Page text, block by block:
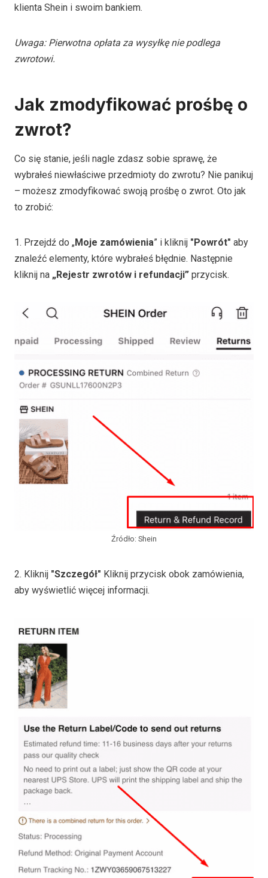
klienta Shein i swoim bankiem.
Uwaga: Pierwotna opłata za wysyłkę nie podlega
zwrotowi.
Jak zmodyfikować prośbę o
zwrot?
Co się stanie, jeśli nagle zdasz sobie sprawę, że
wybrałeś niewłaściwe przedmioty do zwrotu? Nie panikuj
– możesz zmodyfikować swoją prośbę o zwrot. Oto jak
to zrobić:
1. Przejdź do „Moje zamówienia” i kliknij "Powrót" aby
znaleźć elementy, które wybrałeś błędnie. Następnie
kliknij na „Rejestr zwrotów i refundacji” przycisk.
Źródło: Shein
2. Kliknij "Szczegół" Kliknij przycisk obok zamówienia,
aby wyświetlić więcej informacji.